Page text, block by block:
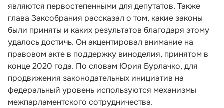
являются первостепенными для депутатов. Также
глава Заксобрания рассказал о том, какие законы
были приняты и каких результатов благодаря этому
удалось достичь. Он акцентировал внимание на
правовом акте в поддержку виноделия, принятом в
конце 2020 года. По словам Юрия Бурлачко, для
продвижения законодательных инициатив на
федеральный уровень используются механизмы
межпарламентского сотрудничества.